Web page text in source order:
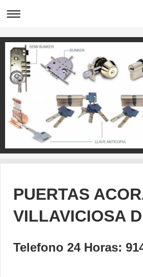
PUERTAS
VILLAVICIOSA
Telefono 24 Horas: